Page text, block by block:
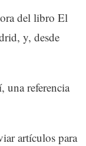
del libro El
y, desde
una referencia
artículos para